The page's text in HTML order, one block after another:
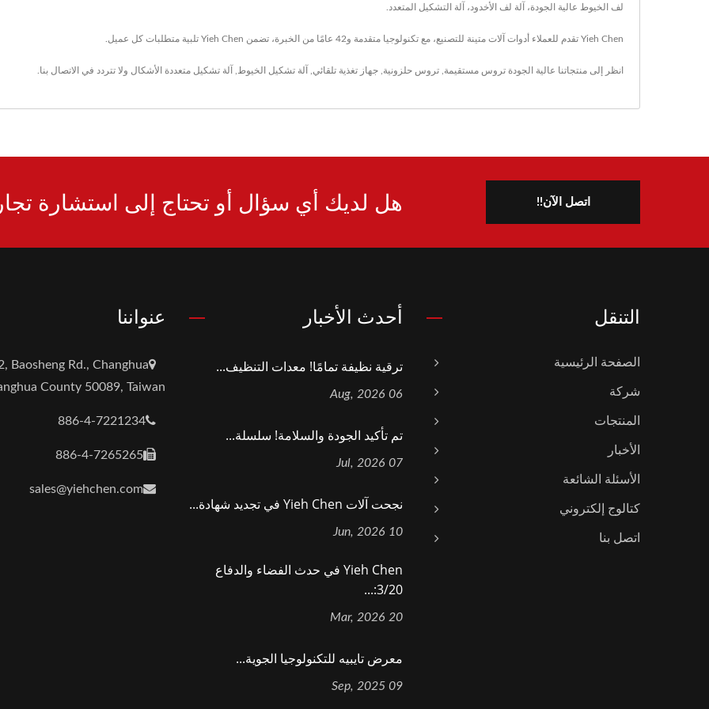
لف الخيوط عالية الجودة، آلة لف الأخدود، آلة التشكيل المتعدد.
Yieh Chen تقدم للعملاء أدوات آلات متينة للتصنيع، مع تكنولوجيا متقدمة و42 عامًا من الخبرة، تضمن Yieh Chen تلبية متطلبات كل عميل.
انظر إلى منتجاتنا عالية الجودة تروس مستقيمة تروس حلزونية جهاز تغذية تلقائي آلة تشكيل الخيوط آلة تشكيل متعددة الأشكال ولا تتردد في الاتصال بنا
هل لديك أي سؤال أو تحتاج إلى استشارة اتصل الآن!!
عنواننا
Baosheng Rd., Changhua
County 50089, Taiwan
886-4-7221234
886-4-7265265
sales@yiehchen.com
أحدث الأخبار
ترقية نظيفة تمامًا! معدات التنظيف...
06 Aug, 2026
تم تأكيد الجودة والسلامة! سلسلة...
07 Jul, 2026
نجحت آلات Yieh Chen في تجديد شهادة...
10 Jun, 2026
Yieh Chen في حدث الفضاء والدفاع
3/20:...
20 Mar, 2026
معرض تايبيه للتكنولوجيا الجوية...
09 Sep, 2025
التنقل
الصفحة الرئيسية
شركة
المنتجات
الأخبار
الأسئلة الشائعة
كتالوج إلكتروني
اتصل بنا